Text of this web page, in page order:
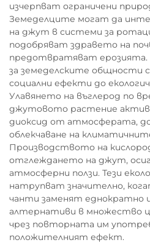
изчерпват ограничени
Земеделците могат да
на джут в системи за
подобряват здравето на
предотвратяват ерозията.
за земеделските общности
социални ефекти до
Улавянето на въглерод по
джутовото растение
диоксид от атмосферата,
облекчаване на
Производството на
отглеждането на джут,
атмосферни ползи. Тези
натрупват значително,
чанти заменят еднократно
алтернативи в множество
чрез повторната им
положителният ефект.